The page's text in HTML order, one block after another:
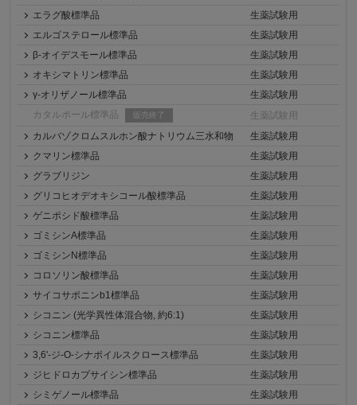
エラグ酸標準品
生薬試験用
エルゴステロール標準品
生薬試験用
β-オイデスモール標準品
生薬試験用
オキシマトリン標準品
生薬試験用
γ-オリザノール標準品
生薬試験用
カタルポール標準品
販売終了
生薬試験用
カルバゾクロムスルホン酸ナトリウム三水和物
生薬試験用
クマリン標準品
生薬試験用
グラブリジン
生薬試験用
グリコヒオデオキシコール酸標準品
生薬試験用
ゲニポシド酸標準品
生薬試験用
ゴミシンA標準品
生薬試験用
ゴミシンN標準品
生薬試験用
コロソリン酸標準品
生薬試験用
サイコサポニンb1標準品
生薬試験用
シコニン (光学異性体混合物, 約6:1)
生薬試験用
シコニン標準品
生薬試験用
3,6'-ジ-O-シナポイルスクロース標準品
生薬試験用
ジヒドロカプサイシン標準品
生薬試験用
シミゲノール標準品
生薬試験用